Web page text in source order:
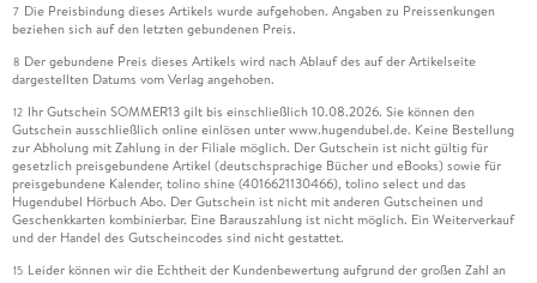
7 Die Preisbindung dieses Artikels wurde aufgehoben. Angaben zu Preissenkungen
beziehen sich auf den letzten gebundenen Preis.
8 Der gebundene Preis dieses Artikels wird nach Ablauf des auf der Artikelseite
dargestellten Datums vom Verlag angehoben.
12 Ihr Gutschein SOMMER13 gilt bis einschließlich 10.08.2026. Sie können den
Gutschein ausschließlich online einlösen unter www.hugendubel.de. Keine Bestellung
zur Abholung mit Zahlung in der Filiale möglich. Der Gutschein ist nicht gültig für
gesetzlich preisgebundene Artikel (deutschsprachige Bücher und eBooks) sowie für
preisgebundene Kalender, tolino shine (4016621130466), tolino select und das
Hugendubel Hörbuch Abo. Der Gutschein ist nicht mit anderen Gutscheinen und
Geschenkkarten kombinierbar. Eine Barauszahlung ist nicht möglich. Ein Weiterverkauf
und der Handel des Gutscheincodes sind nicht gestattet.
15 Leider können wir die Echtheit der Kundenbewertung aufgrund der großen Zahl an